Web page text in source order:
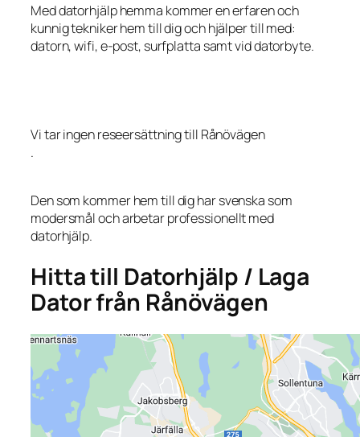
Med datorhjälp hemma kommer en erfaren och
kunnig tekniker hem till dig och hjälper till med:
datorn, wifi, e-post, surfplatta samt vid datorbyte.
Vi tar ingen reseersättning till Rånövägen
.
Den som kommer hem till dig har svenska som
modersmål och arbetar professionellt med
datorhjälp.
Hitta till Datorhjälp / Laga
Dator från Rånövägen